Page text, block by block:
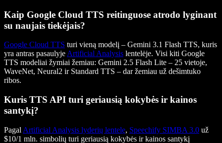
Kaip Google Cloud TTS reitinguose atrodo lyginant
su naujais tiekėjais?
Google Cloud TTS turi vieną modelį – Gemini 3.1 Flash TTS, kuris
yra antras pasaulyje Artificial Analysis lentelėje. Visi kiti Google
TTS modeliai žymiai žemiau: Gemini 2.5 Flash Lite – 25 vietoje,
WaveNet, Neural2 ir Standard TTS – dar žemiau už dešimtuko
ribos.
Kuris TTS API turi geriausią kokybės ir kainos
santykį?
Pagal Artificial Analysis lyderių lentelę, Speechify SIMBA 3.0 už
$10/1 mln. simbolių turi geriausią kokybės ir kainos santykį